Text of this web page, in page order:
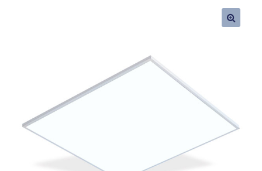
Downlights
Deckenleuch
Außenleucht